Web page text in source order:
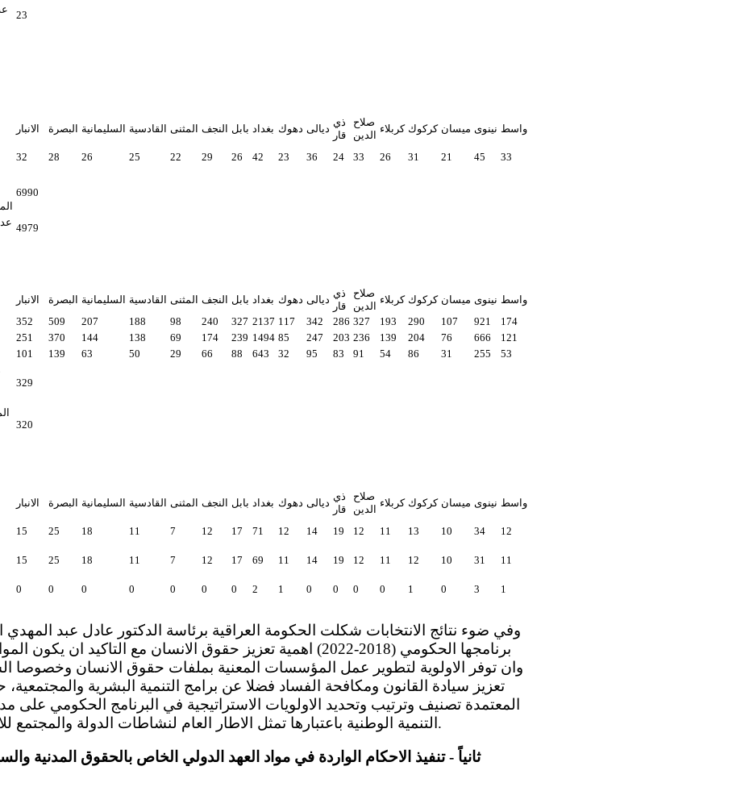
23
الانبار البصرة السليمانية القادسية المثنى النجف بابل بغداد دهوك ديالى
ذي
قار
صلاح
الدين
كربلاء كركوك ميسان نينوى واسط
32 28 26 25 22 29 26 42 23 36 24 33 26 31 21 45 33
6990
4979
الانبار البصرة السليمانية القادسية المثنى النجف بابل بغداد دهوك ديالى
ذي
قار
صلاح
الدين
كربلاء كركوك ميسان نينوى واسط
352 509 207 188 98 240 327 2137 117 342 286 327 193 290 107 921
174
251 370 144 138 69 174 239 1494 85 247 203 236 139 204 76 666
121
101 139 63 50 29 66 88 643 32 95 83 91 54 86 31 255 53
329
320
الانبار البصرة السليمانية القادسية المثنى النجف بابل بغداد دهوك ديالى
ذي
قار
صلاح
الدين
كربلاء كركوك ميسان نينوى واسط
15 25 18 11 7 12 17 71 12 14 19 12 11 13 10 34 12
15 25 18 11 7 12 17 69 11 14 19 12 11 12 10 31 11
0 0 0 0 0 0 0 2 1 0 0 0 0 1 0 3 1
برنامجها الحكومي (2018-2022) اهمية تعزيز حقوق الانسان مع التاكيد ان
وان توفر الاولوية لتطوير عمل المؤسسات المعنية بملفات حقوق الانسان وخصوصا
تعزيز سيادة القانون ومكافحة الفساد فضلا عن برامج التنمية البشرية والمجتمعية،
المعتمدة تصنيف وترتيب وتحديد الاولويات الاستراتيجية في البرنامج الحكومي على
التنمية الوطنية باعتبارها تمثل الاطار العام لنشاطات الدولة والمجتمع للاعوام (2018-2022).
ثانياً - تنفيذ الاحكام الواردة في مواد العهد الدولي الخاص بالحقوق المدنية